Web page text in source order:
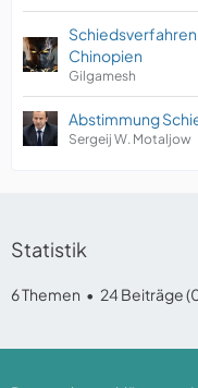
Chinopien
Gilgamesh
Abstimmung
Sergeij W. Motaljow
Statistik
6 Themen 24 Beiträge